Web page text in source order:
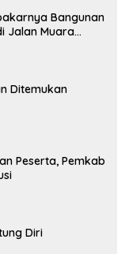
Bangunan
Jalan Muara
Ditemukan
Peserta, Pemkab
Diri